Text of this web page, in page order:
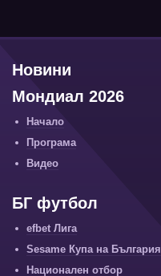
Новини
Мондиал 2026
Начало
Програма
Видео
БГ футбол
efbet Лига
Sesame Купа на България
Национален отбор